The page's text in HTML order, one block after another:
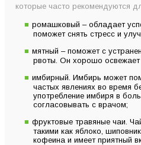
которые часто рекомендуются
ромашковый – обладает
поможет снять стресс и
мятный – поможет с
рвоты. Он хорошо освежает
имбирный. Имбирь может
частых явлениях во время
употребление имбиря в
согласовывать с врачом;
фруктовые травяные чаи.
такими как яблоко,
кофеина и имеет приятный